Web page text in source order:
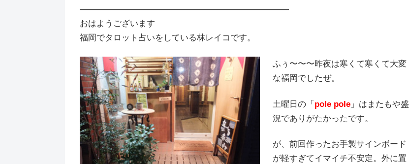
―――――――――――――――――――――――――
おはようございます
福岡でタロット占いをしている林レイコです。
ふぅ〜〜〜昨夜は寒くて寒くて大変
な福岡でしたぜ。
土曜日の「 pole pole」はまたもや盛
況でありがたかったです。
が、前回作ったお手製サインボード
が軽すぎてイマイチ不安定。外に置